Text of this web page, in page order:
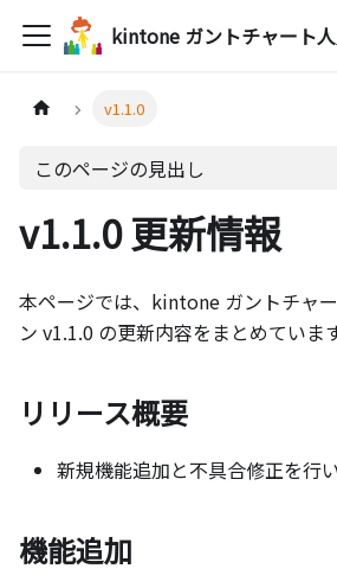
kintone ガントチャート
v1.1.0
このページの見出し
v1.1.0 更新情報
本ページでは、kintone ガントチャ
ン v1.1.0 の更新内容をまとめています
リリース概要
新規機能追加と不具合修正を行
機能追加